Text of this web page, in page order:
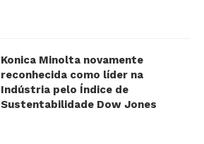
Konica Minolta novamente
reconhecida como líder na
Indústria pelo Índice de
Sustentabilidade Dow Jones